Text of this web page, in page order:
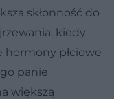
skłonność do
kiedy
hormony płciowe
panie
większą